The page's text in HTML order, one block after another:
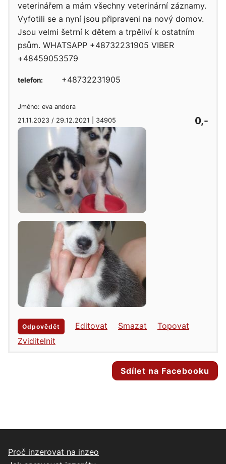
veterinářem a mám všechny veterinární záznamy.
Vyfotili se a nyní jsou připraveni na nový domov.
Jsou velmi šetrní k dětem a trpěliví k ostatním
psům. WHATSAPP +48732231905 VIBER
+48459053579
Jméno: eva andora
21.11.2023 / 29.12.2021 | 34905
0,-
telefon: +48732231905
Odpovědět Editovat Smazat
Topovat
Zviditelnit
Sdílet na Facebooku
Proč inzerovat na inzeo